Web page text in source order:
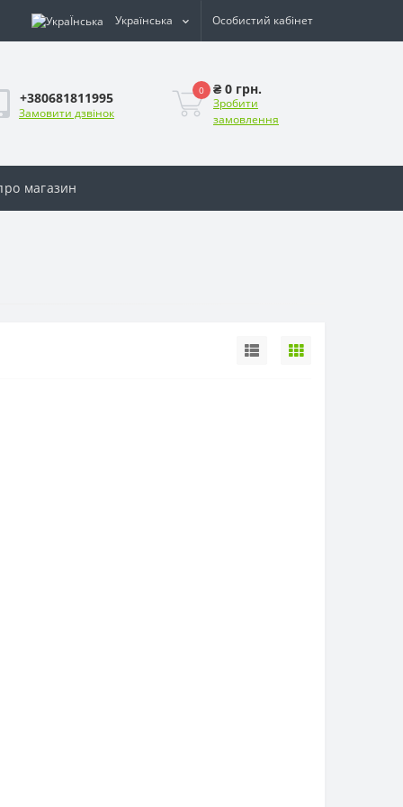
Українська Особистий кабінет
+380681811995
Замовити дзвінок
0 ₴ 0 грн.
Зробити
замовлення
магазин